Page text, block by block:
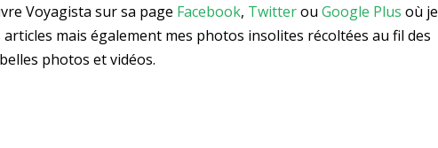
Voyagista sur sa page Facebook, TwitterouGoogle Plusoù je
mais également mes photos insolites récoltées au fil des
photos et vidéos.